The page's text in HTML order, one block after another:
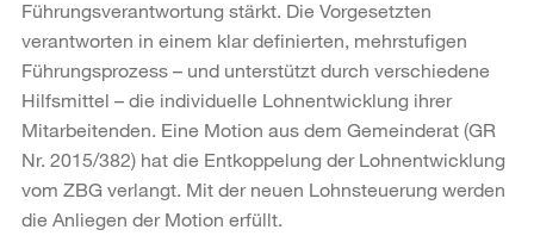
Führungsverantwortung stärkt. Die Vorgesetzten
verantworten in einem klar definierten, mehrstufigen
Führungsprozess – und unterstützt durch verschiedene
Hilfsmittel – die individuelle Lohnentwicklung ihrer
Mitarbeitenden. Eine Motion aus dem Gemeinderat (GR
Nr. 2015/382) hat die Entkoppelung der Lohnentwicklung
vom ZBG verlangt. Mit der neuen Lohnsteuerung werden
die Anliegen der Motion erfüllt.